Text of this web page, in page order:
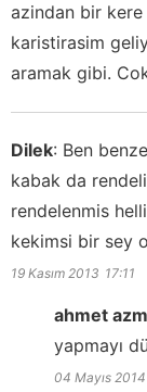
azindan bir
karistirasim
aramak gibi.
Dilek: Ben
kabak da
rendelenmis
kekimsi bir sey
19 Kasım 2013 17:11
ahmet
yapmayı
04 Mayıs 2014